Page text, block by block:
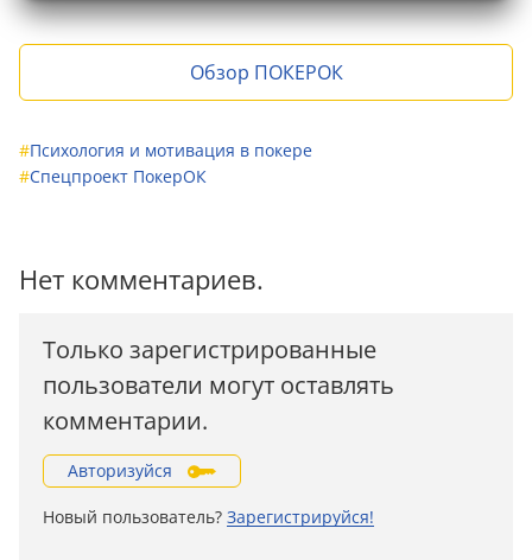
Обзор ПОКЕРОК
#Психология и мотивация в покере
#Спецпроект ПокерОК
Нет комментариев.
Только зарегистрированные
пользователи могут оставлять
комментарии.
Авторизуйся
Новый пользователь? Зарегистрируйся!